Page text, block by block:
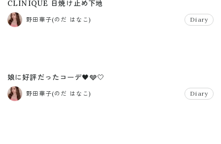
CLINIQUE 日焼け止め下地
野田華子(のだ はなこ) Diary
娘に好評だったコーデ🖤🩶🤍
野田華子(のだ はなこ) Diary